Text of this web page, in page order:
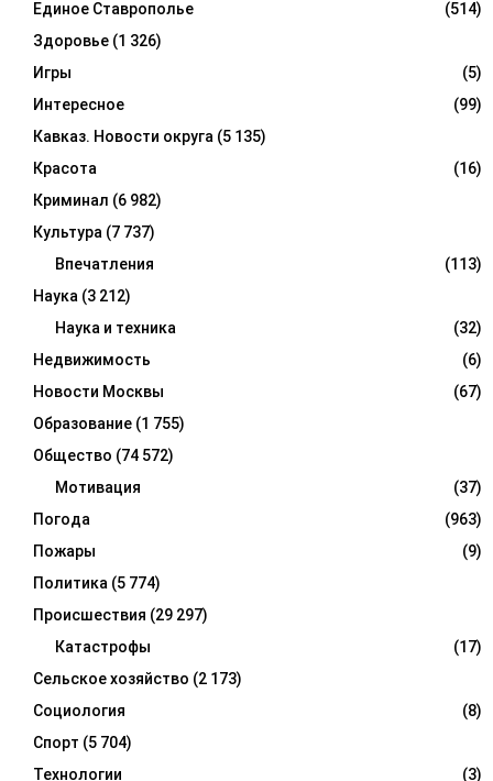
Единое Ставрополье
(514)
Здоровье (1 326)
Игры
(5)
Интересное
(99)
Кавказ. Новости округа (5 135)
Красота
(16)
Криминал (6 982)
Культура (7 737)
Впечатления
(113)
Наука (3 212)
Наука и техника
(32)
Недвижимость
(6)
Новости Москвы
(67)
Образование (1 755)
Общество (74 572)
Мотивация
(37)
Погода
(963)
Пожары
(9)
Политика (5 774)
Происшествия (29 297)
Катастрофы
(17)
Сельское хозяйство (2 173)
Социология
(8)
Спорт (5 704)
Технологии
(3)